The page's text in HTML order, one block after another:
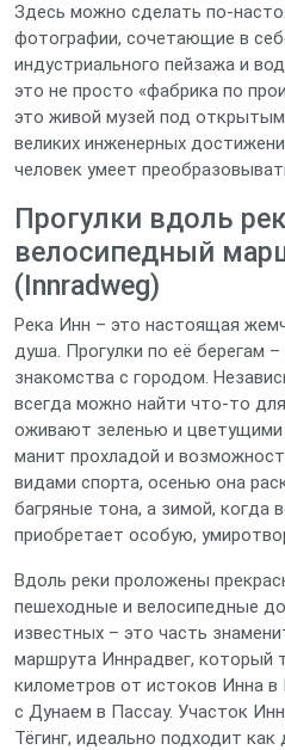
Здесь можно сделать по-
фотографии, сочетающие в
индустриального пейзажа и
это не просто «фабрика по
это живой музей под
великих инженерных
человек умеет
Прогулки вдоль
велосипедный
(Innradweg)
Река Инн – это настоящая
душа. Прогулки по её берегам
знакомства с городом.
всегда можно найти что-то
оживают зеленью и цветущими
манит прохладой и
видами спорта, осенью она
багряные тона, а зимой, когда
приобретает особую,
Вдоль реки проложены
пешеходные и велосипедные
известных – это часть
маршрута Иннрадвег, который
километров от истоков Инна в
с Дунаем в Пассау. Участок
Тёгинг, идеально подходит